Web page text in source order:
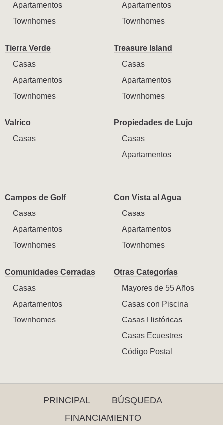
Apartamentos
Townhomes
Apartamentos
Townhomes
Tierra Verde
Casas
Apartamentos
Townhomes
Treasure Island
Casas
Apartamentos
Townhomes
Valrico
Casas
Propiedades de Lujo
Casas
Apartamentos
Campos de Golf
Casas
Apartamentos
Townhomes
Con Vista al Agua
Casas
Apartamentos
Townhomes
Comunidades Cerradas
Casas
Apartamentos
Townhomes
Otras Categorías
Mayores de 55 Años
Casas con Piscina
Casas Históricas
Casas Ecuestres
Código Postal
PRINCIPAL
BÚSQUEDA
FINANCIAMIENTO